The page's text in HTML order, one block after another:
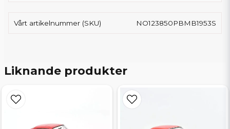
Vårt artikelnummer (SKU) NO123850PBMB1953S
Liknande produkter